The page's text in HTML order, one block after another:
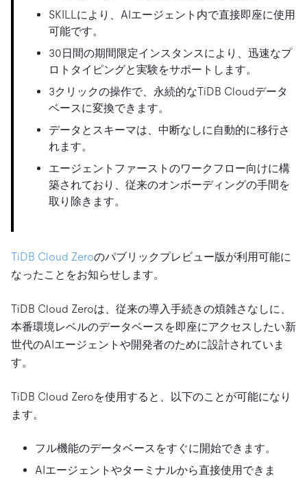
SKILLにより、AIエージェント内で直接即座に使用
可能です。
30日間の期間限定インスタンスにより、迅速なプ
ロトタイピングと実験をサポートします。
3クリックの操作で、永続的なTiDB Cloudデータ
ベースに変換できます。
データとスキーマは、中断なしに自動的に移行さ
れます。
エージェントファーストのワークフロー向けに構
築されており、従来のオンボーディングの手間を
取り除きます。
TiDB Cloud Zeroのパブリックプレビュー版が利用可能に
なったことをお知らせします。
TiDB Cloud Zeroは、従来の導入手続きの煩雑さなしに、
本番環境レベルのデータベースを即座にアクセスしたい新
世代のAIエージェントや開発者のために設計されていま
す。
TiDB Cloud Zeroを使用すると、以下のことが可能になり
ます。
フル機能のデータベースをすぐに開始できます。
AIエージェントやターミナルから直接使用できま